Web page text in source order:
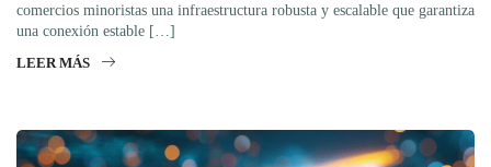
comercios minoristas una infraestructura robusta y escalable que garantiza
una conexión estable […]
LEER MÁS